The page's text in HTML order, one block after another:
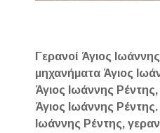
Γερανοί Άγιος
μηχανήματα Άγιος
Άγιος Ιωάννης
Άγιος Ιωάννης
Ιωάννης Ρέντης,